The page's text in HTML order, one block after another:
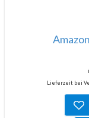
Lieferzeit bei